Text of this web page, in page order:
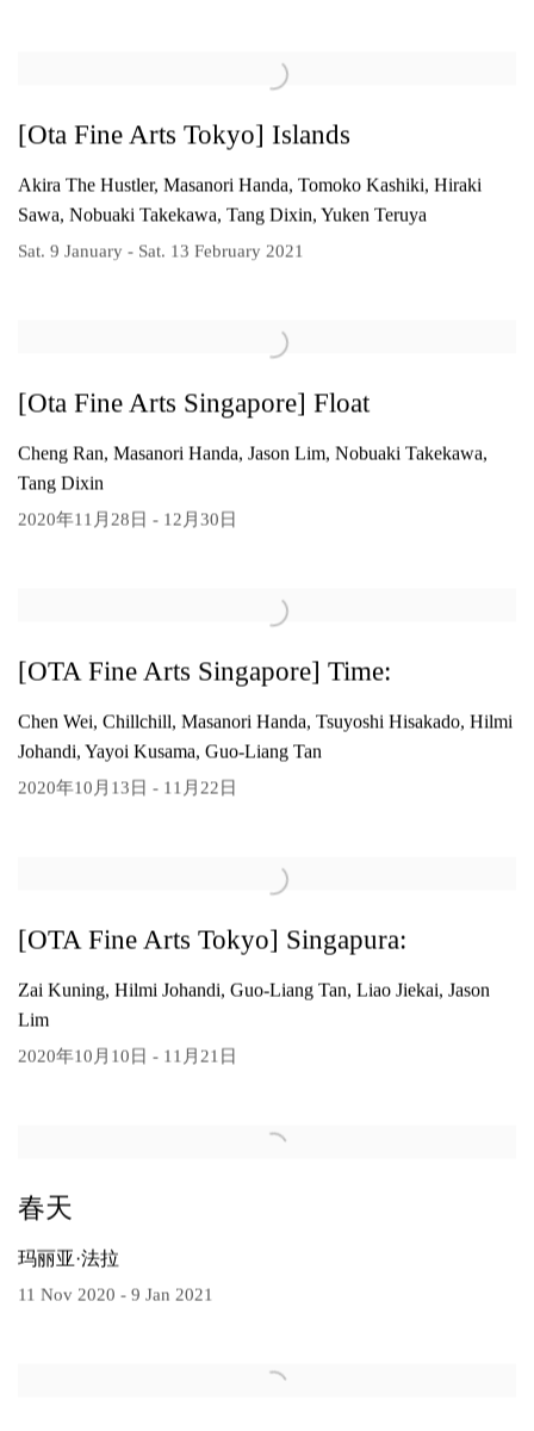
[Ota Fine Arts Tokyo] Islands
Akira The Hustler, Masanori Handa, Tomoko Kashiki, Hiraki
Sawa, Nobuaki Takekawa, Tang Dixin, Yuken Teruya
Sat. 9 January - Sat. 13 February 2021
[Ota Fine Arts Singapore] Float
Cheng Ran, Masanori Handa, Jason Lim, Nobuaki Takekawa,
Tang Dixin
2020年11月28日 - 12月30日
[OTA Fine Arts Singapore] Time:
Chen Wei, Chillchill, Masanori Handa, Tsuyoshi Hisakado, Hilmi
Johandi, Yayoi Kusama, Guo-Liang Tan
2020年10月13日 - 11月22日
[OTA Fine Arts Tokyo] Singapura:
Zai Kuning, Hilmi Johandi, Guo-Liang Tan, Liao Jiekai, Jason
Lim
2020年10月10日 - 11月21日
春天
玛丽亚·法拉
11 Nov 2020 - 9 Jan 2021